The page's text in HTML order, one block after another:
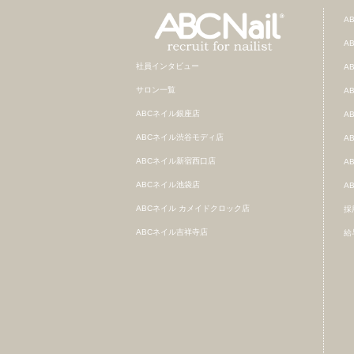
社員インタビュー
サロン一覧
ABCネイル銀座店
ABCネイル渋谷モディ店
ABCネイル新宿西口店
ABCネイル池袋店
ABCネイル カメイドクロック店
ABCネイル吉祥寺店
採
給